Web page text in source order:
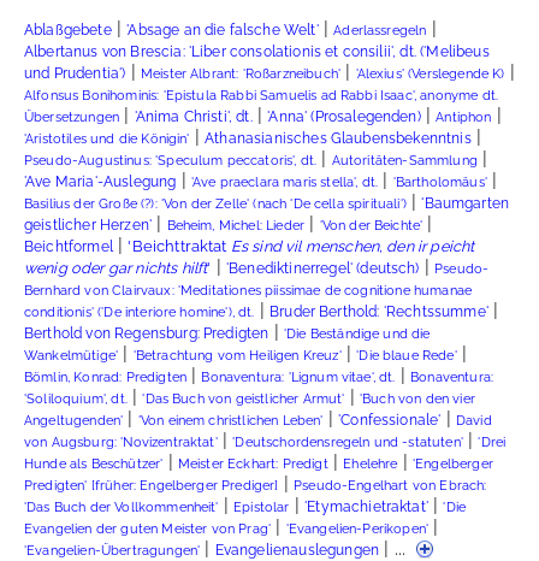
Ablaßgebete|'Absage an die falsche Welt'|Aderlassregeln |
Albertanus von Brescia: 'Liber consolationis et consilii', dt. ('Melibeus
und Prudentia') | Meister Albrant: 'Roßarzneibuch' | 'Alexius' (Verslegende K) |
Alfonsus Bonihominis: 'Epistula Rabbi Samuelis ad Rabbi Isaac', anonyme dt.
Übersetzungen | 'Anima Christi', dt.|'Anna' (Prosalegenden)|Antiphon |
'Aristotiles und die Königin' |Athanasianisches Glaubensbekenntnis|
Pseudo-Augustinus: 'Speculum peccatoris', dt. | Autoritäten-Sammlung |
'Ave Maria'-Auslegung | 'Ave praeclara maris stella', dt. | 'Bartholomäus'|
Basilius der Große (?): 'Von der Zelle' (nach 'De cella spirituali')|'Baumgarten
geistlicher Herzen' | Beheim, Michel: Lieder | 'Von der Beichte' |
Beichtformel|'Beichttraktat Es sind vil menschen, den ir peicht
wenig oder gar nichts hilft' | 'Benediktinerregel' (deutsch) | Pseudo-
Bernhard von Clairvaux: 'Meditationes piissimae de cognitione humanae
conditionis' ('De interiore homine'), dt. | Bruder Berthold: 'Rechtssumme'|
Berthold von Regensburg: Predigten | 'Die Beständige und die
Wankelmütige' | 'Betrachtung vom Heiligen Kreuz'|'Die blaue Rede'|
Bömlin, Konrad: Predigten | Bonaventura: 'Lignum vitae', dt. | Bonaventura:
'Soliloquium', dt.|'Das Buch von geistlicher Armut' | 'Buch von den vier
Angeltugenden' | 'Von einem christlichen Leben' |'Confessionale' | David
von Augsburg: 'Novizentraktat'|'Deutschordensregeln und -statuten'|'Drei
Hunde als Beschützer' | Meister Eckhart: Predigt| Ehelehre | 'Engelberger
Predigten' [früher: Engelberger Prediger] | Pseudo-Engelhart von Ebrach:
'Das Buch der Vollkommenheit' | Epistolar |'Etymachietraktat'|'Die
Evangelien der guten Meister von Prag' | 'Evangelien-Perikopen' |
'Evangelien-Übertragungen' | Evangelienauslegungen | ...